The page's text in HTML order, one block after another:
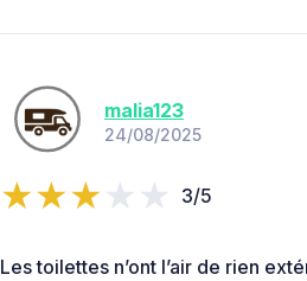
malia123
24/08/2025
3/5
Les toilettes n’ont l’air de rien